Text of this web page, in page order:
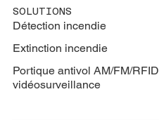
SOLUTIONS
Détection incendie
Extinction incendie
Portique antivol AM/FM/RFID
vidéosurveillance